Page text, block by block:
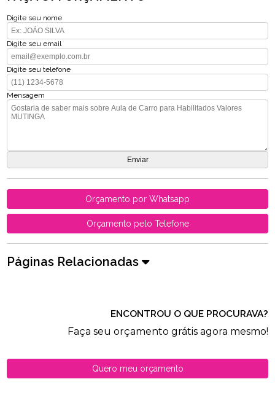
Digite seu nome
Digite seu email
Digite seu telefone
Mensagem
Orçamento por Whatsapp
Orçamento pelo Telefone
Páginas Relacionadas
ENCONTROU O QUE PROCURAVA?
Faça seu orçamento grátis agora mesmo!
Quero meu orçamento